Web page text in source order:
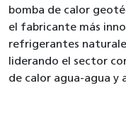
bomba de calor
el fabricante más
refrigerantes
liderando el sector
de calor agua-agua y